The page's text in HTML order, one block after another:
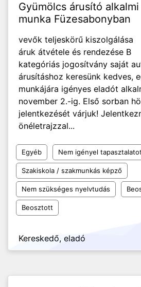
Gyümölcs árusító alkalmi
munka Füzesabonyban
vevők teljeskörű kiszolgálása
áruk átvétele és rendezése B
kategóriás jogosítvány saját
árusításhoz keresünk kedves,
munkájára igényes eladót
november 2.-ig. Első sorban
jelentkezését várjuk!
önéletrajzzal...
Egyéb Nem igényel tapasztalatot
Szakiskola / szakmunkás képző
Nem szükséges nyelvtudás
Beosztott
Kereskedő, eladó